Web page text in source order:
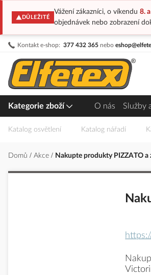
DŮLEŽITÉ
Vážení zákazníci, o víkendu 8.
objednávek nebo zobrazení
Kontakt e-shop: 377 432 365 nebo
Přejít
obsah
Kategorie zboží O nás Služby
Katalog osvětlení Katalog nářadí
Domů Akce Nakupte produkty PIZZATO